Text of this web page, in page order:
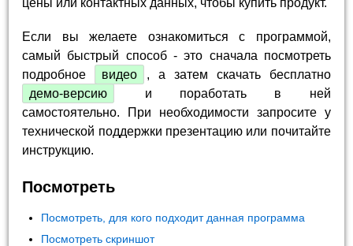
цены или контактных данных, чтобы купить продукт.
Если вы желаете ознакомиться с программой,
самый быстрый способ - это сначала посмотреть
подробное
видео
, а затем скачать бесплатно
демо-версию
и поработать в ней
самостоятельно. При необходимости запросите у
технической поддержки презентацию или почитайте
инструкцию.
Посмотреть
Посмотреть, для кого подходит данная программа
Посмотреть скриншот